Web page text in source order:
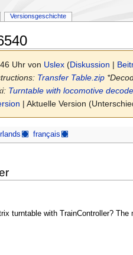
Uhr von Uslex (Diskussion |
Transfer Table.zip
Turntable with locomotive
| Aktuelle Version
français
turntable with TrainController?
Versionsgeschichte